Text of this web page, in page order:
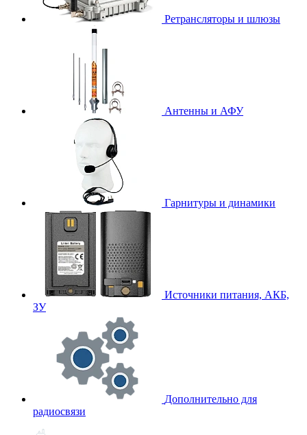
Ретрансляторы и шлюзы
Антенны и АФУ
Гарнитуры и динамики
Источники питания, АКБ,
ЗУ
Дополнительно для
радиосвязи